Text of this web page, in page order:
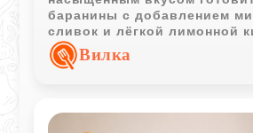
баранины с добавлением
сливок и лёгкой лимонной
получается сочным и
с рисом и свежими овощами.
Вилка